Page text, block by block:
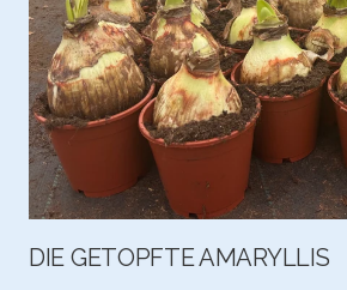
DIE GETOPFTE AMARYLLIS